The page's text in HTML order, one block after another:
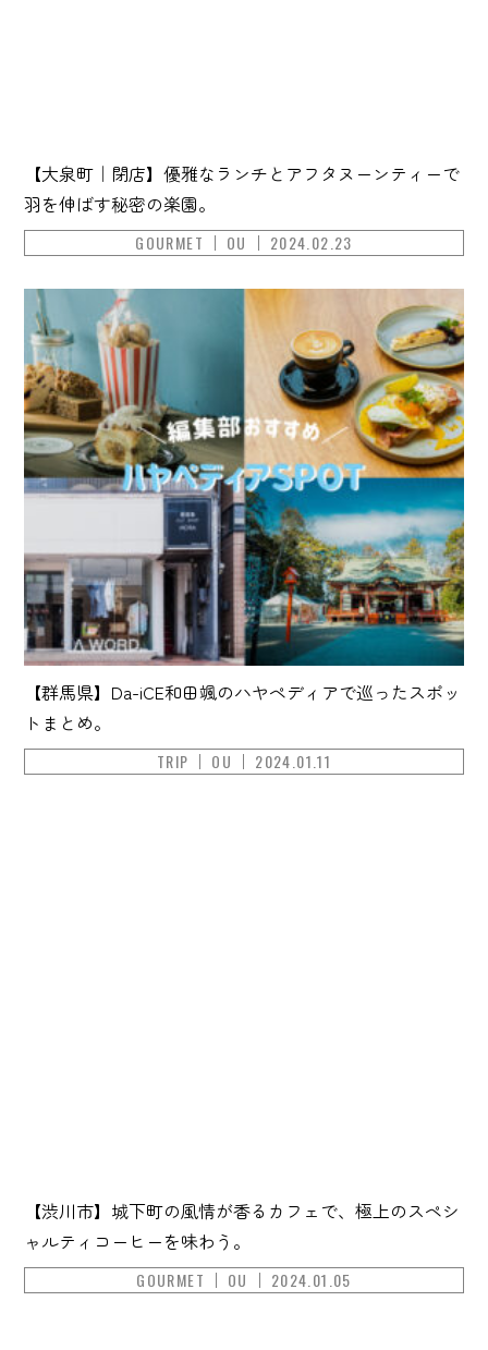
【大泉町｜閉店】優雅なランチとアフタヌーンティーで
羽を伸ばす秘密の楽園。
GOURMET OU 2024.02.23
【群馬県】Da-iCE和田颯のハヤペディアで巡ったスポッ
トまとめ。
TRIP OU 2024.01.11
【渋川市】城下町の風情が香るカフェで、極上のスペシ
ャルティコーヒーを味わう。
GOURMET OU 2024.01.05